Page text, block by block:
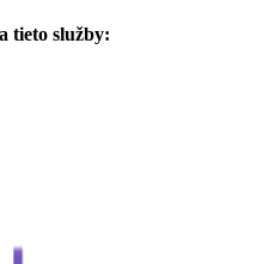
tieto služby: